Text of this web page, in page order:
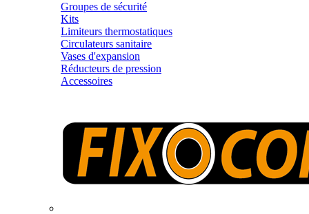
Groupes de sécurité
Kits
Limiteurs thermostatiques
Circulateurs sanitaire
Vases d'expansion
Réducteurs de pression
Accessoires